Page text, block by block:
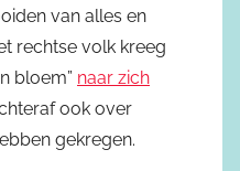
van alles en
rechtse volk kreeg
bloem” naar zich
ook over
gekregen.